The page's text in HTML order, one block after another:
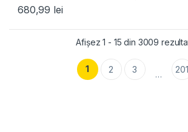
680,99 lei
Afișez 1 - 15 din 3009
1 2 3 … 201